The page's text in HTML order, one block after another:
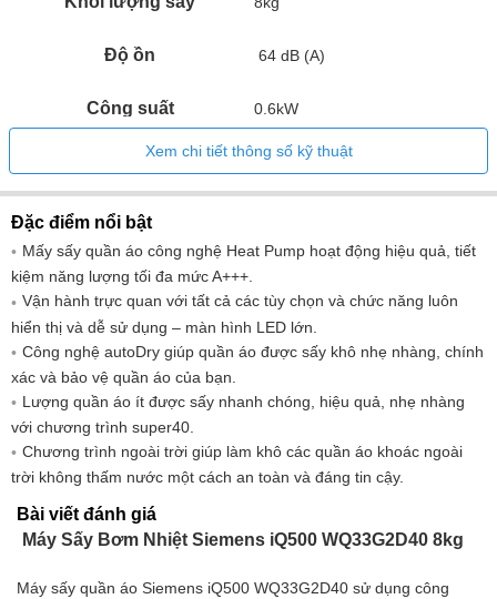
Độ ồn 64 dB (A)
Công suất 0.6kW
Khối lượng 53.5kg
Kích thước (C x R x S)
Điện áp
– Chiều dài dây cấp nguồn:
Xem chi tiết thông số kỹ thuật
Đặc điểm nổi bật
Mấy sấy quần áo công nghệ Heat Pump hoạt động hiệu quả, tiết
kiệm năng lượng tối đa mức A+++.
Vận hành trực quan với tất cả các tùy chọn và chức năng luôn
hiển thị và dễ sử dụng – màn hình LED lớn.
Công nghệ autoDry giúp quần áo được sấy khô nhẹ nhàng, chính
xác và bảo vệ quần áo của bạn.
Lượng quần áo ít được sấy nhanh chóng, hiệu quả, nhẹ nhàng
với chương trình super40.
Chương trình ngoài trời giúp làm khô các quần áo khoác ngoài
trời không thấm nước một cách an toàn và đáng tin cậy.
Bài viết đánh giá
Máy Sấy Bơm Nhiệt Siemens iQ500 WQ33G2D40 8kg
Máy sấy quần áo Siemens iQ500 WQ33G2D40 sử dụng công